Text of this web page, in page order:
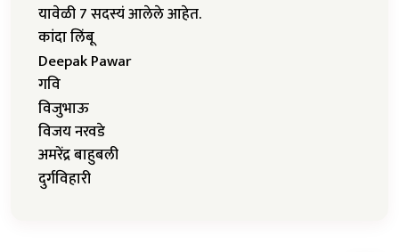
यावेळी 7 सदस्यं आलेले आहेत.
कांदा लिंबू
Deepak Pawar
गवि
विजुभाऊ
विजय नरवडे
अमरेंद्र बाहुबली
दुर्गविहारी